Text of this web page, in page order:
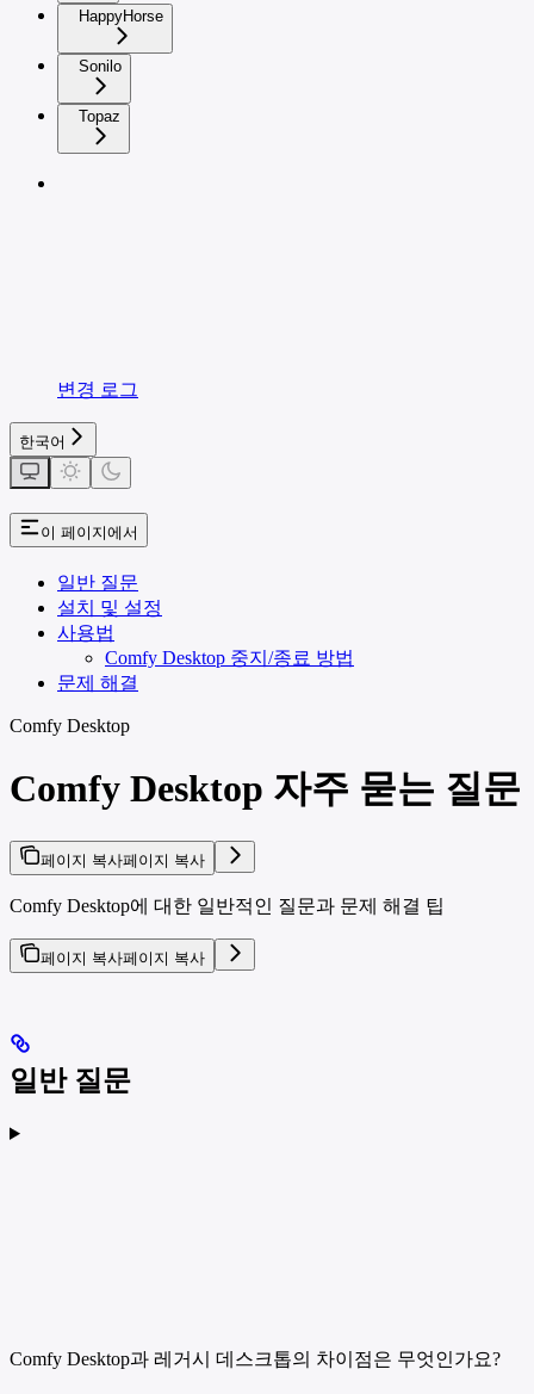
HappyHorse
Sonilo
Topaz
변경 로그
한국어
이 페이지에서
일반 질문
설치 및 설정
사용법
Comfy Desktop 중지/종료 방법
문제 해결
Comfy Desktop
Comfy Desktop 자주 묻는 질문
페이지 복사페이지 복사
Comfy Desktop에 대한 일반적인 질문과 문제 해결 팁
페이지 복사페이지 복사
일반 질문
Comfy Desktop과 레거시 데스크톱의 차이점은 무엇인가요?